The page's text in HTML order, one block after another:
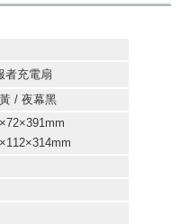
者充電扇
/ 夜幕黑